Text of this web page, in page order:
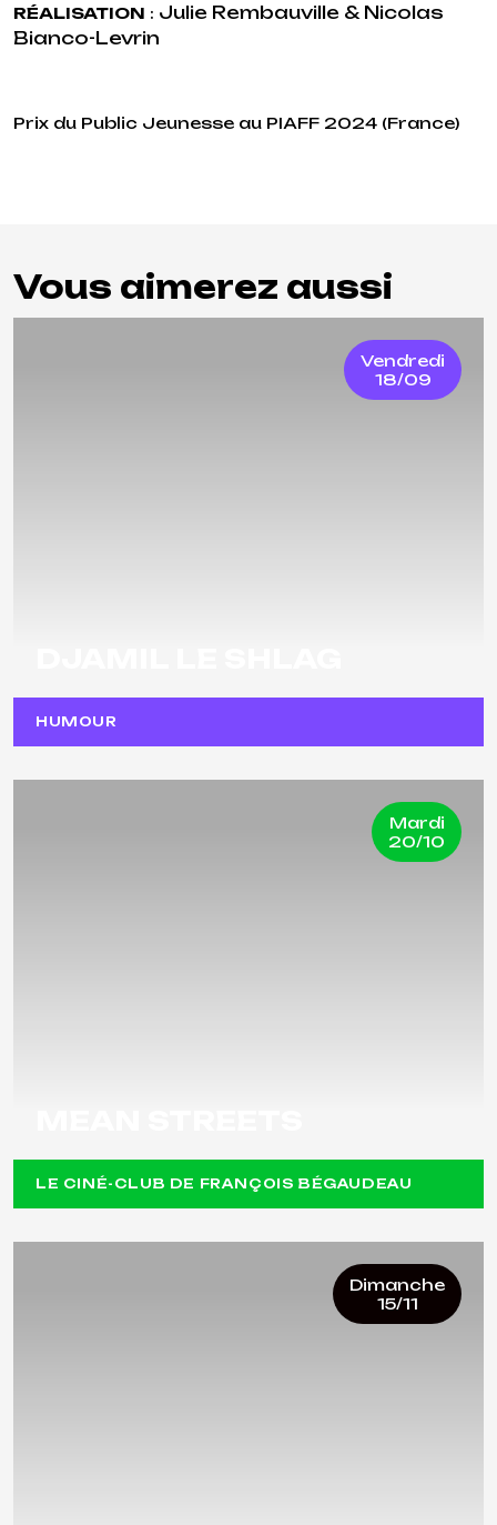
RÉALISATION : Julie Rembauville & Nicolas
Bianco-Levrin
Prix du Public Jeunesse au PIAFF 2024 (France)
Vous aimerez aussi
Vendredi
18/09
HUMOUR
Mardi
20/10
LE CINÉ-CLUB DE FRANÇOIS BÉGAUDEAU
Dimanche
15/11